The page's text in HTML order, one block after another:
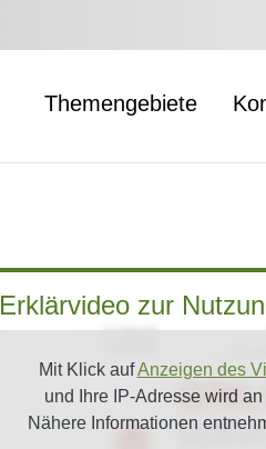
Themengebiete
Erklärvideo zur
Mit Klick aufAnzeigen des
und Ihre IP-Adresse wird an
Nähere Informationen